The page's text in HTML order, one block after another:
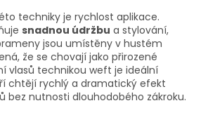
techniky je rychlost aplikace.
snadnou údržbu a stylování,
jsou umístěny v hustém
že se chovají jako přirozené
vlasů technikou weft je ideální
chtějí rychlý a dramatický efekt
bez nutnosti dlouhodobého zákroku.